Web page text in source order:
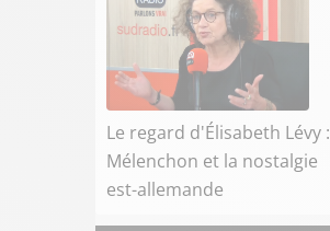
Le regard d'Élisabeth Lévy :
Mélenchon et la nostalgie
est-allemande